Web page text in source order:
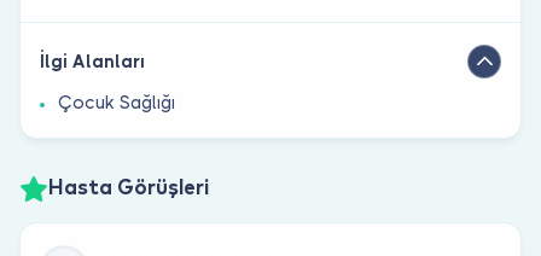
İlgi Alanları
Çocuk Sağlığı
Hasta Görüşleri